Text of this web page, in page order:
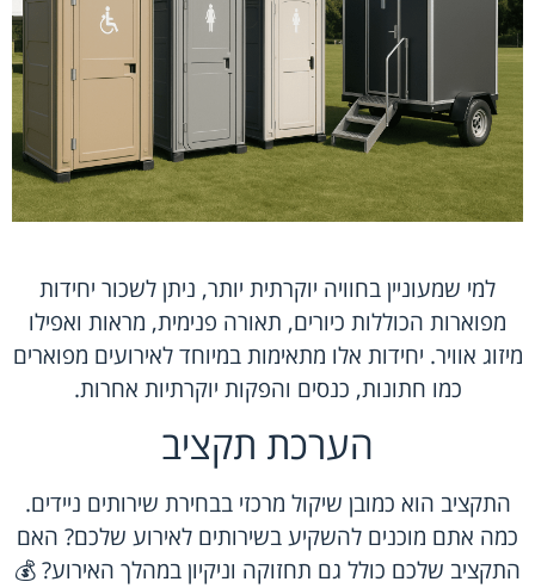
למי שמעוניין בחוויה יוקרתית יותר, ניתן לשכור יחידות
מפוארות הכוללות כיורים, תאורה פנימית, מראות ואפילו
מיזוג אוויר. יחידות אלו מתאימות במיוחד לאירועים מפוארים
כמו חתונות, כנסים והפקות יוקרתיות אחרות.
הערכת תקציב
התקציב הוא כמובן שיקול מרכזי בבחירת שירותים ניידים.
כמה אתם מוכנים להשקיע בשירותים לאירוע שלכם? האם
התקציב שלכם כולל גם תחזוקה וניקיון במהלך האירוע? 💰